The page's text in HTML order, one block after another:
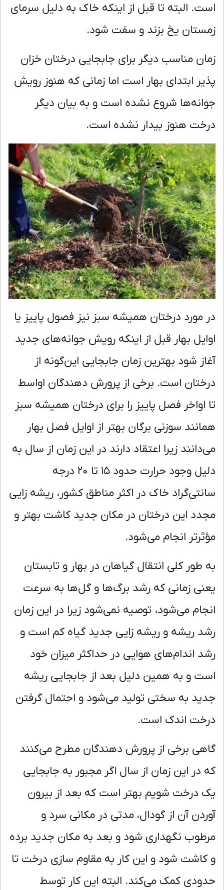
البته تا قبل از اینکه خاک به دلیل سرمای
یخ بزند و سفت شود.
مناسب دیگر برای جابجایی درختان خزان
ابتدای بهار است اما زمانی که هنوز رویش
شروع نشده است و به بیان دیگر
هنوز بیدار نشده است.
مورد درختان همیشه سبز نیز فصول پاییز یا
بهار قبل از اینکه رویش جوانه‌های جدید
شود بهترین زمان جابجایی این‌گونه از
است. برخی از پرورش دهندگان اواسط
اواخر فصل پاییز را برای درختان همیشه سبز
سوزنی برگان بهتر از اوایل فصل بهار
زیرا اعتقاد دارند در این زمان از سال به
دلیل وجود حرارت حدود ۱۵ تا ۲۰ درجه
خاک در اکثر مناطق کشور، ریشه زایی
این درختان در مکان جدید کاشت بهتر و
انجام می‌شود.
طور کلی انتقال گیاهان در بهار و تابستان
زمانی که رشد برگ‌ها و گل‌ها به سرعت
می‌شود، توصیه نمی‌شود زیرا در این زمان
ریشه و ریشه زایی جدید گیاه کم است و
اندام‌های هوایی در حداکثر میزان خود
و به همین دلیل بعد از جابجایی ریشه
به سختی تولید می‌شود و احتمال گرفتن
اندک است.
برخی از پرورش دهندگان مطرح می‌کنند
در این زمان از سال اگر مجبور به جابجایی
درخت شویم بهتر است که بعد از بیرون
آن از گودال، مدتی در مکانی سرد و
نگهداری شود و بعد به مکان جدید برده
شود و این کار به مقاوم سازی درخت تا
کمک می‌کند. البته این کار توسط